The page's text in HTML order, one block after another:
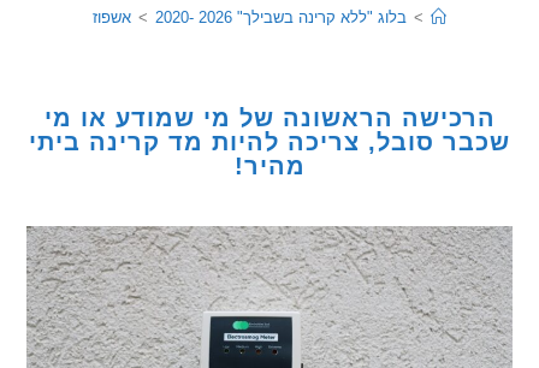
בלוג "ללא קרינה בשבילך" 2026 -2020 > אשפוז
הראשונה של מי שמודע או מי
סובל, צריכה להיות מד קרינה ביתי
מהיר!